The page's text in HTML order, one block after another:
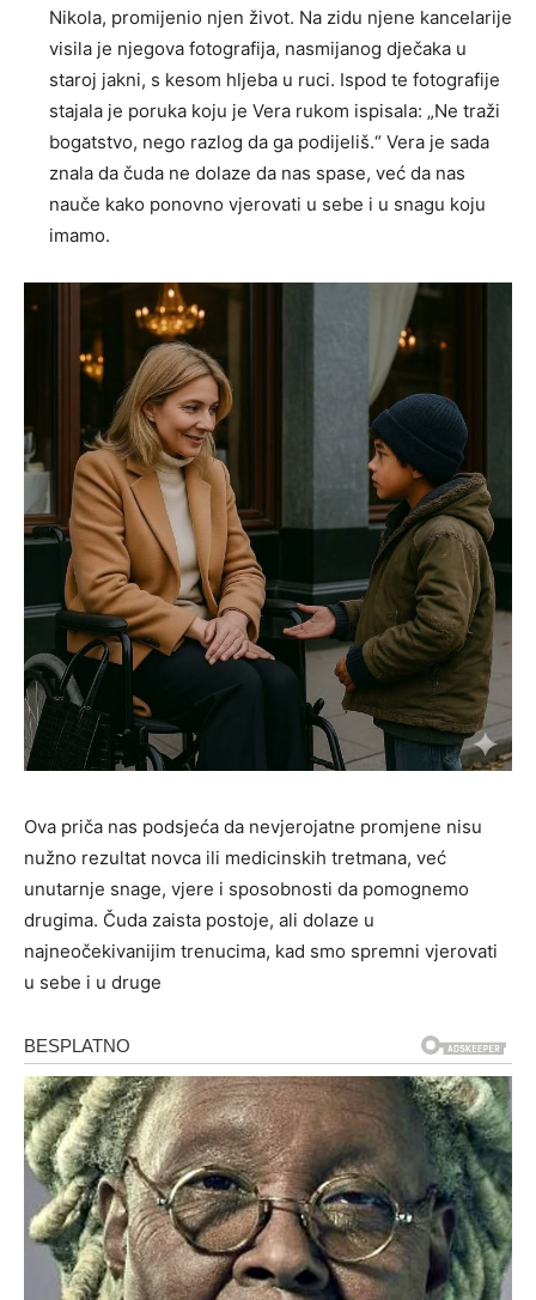
Nikola, promijenio njen život. Na zidu njene kancelarije
visila je njegova fotografija, nasmijanog dječaka u
staroj jakni, s kesom hljeba u ruci. Ispod te fotografije
stajala je poruka koju je Vera rukom ispisala: „Ne traži
bogatstvo, nego razlog da ga podijeliš.“ Vera je sada
znala da čuda ne dolaze da nas spase, već da nas
nauče kako ponovno vjerovati u sebe i u snagu koju
imamo.
Ova priča nas podsjeća da nevjerojatne promjene nisu
nužno rezultat novca ili medicinskih tretmana, već
unutarnje snage, vjere i sposobnosti da pomognemo
drugima. Čuda zaista postoje, ali dolaze u
najneočekivanijim trenucima, kad smo spremni vjerovati
u sebe i u druge